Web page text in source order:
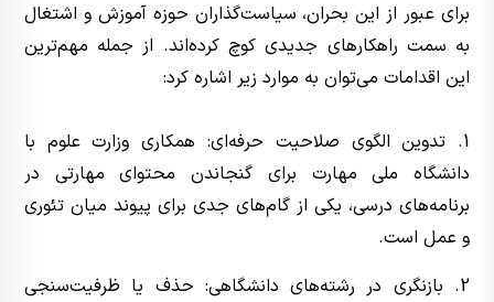
برای عبور از این بحران، سیاست‌گذاران حوزه آموزش و اشتغال
به سمت راهکارهای جدیدی کوچ کرده‌اند. از جمله مهم‌ترین
این اقدامات می‌توان به موارد زیر اشاره کرد:
1. تدوین الگوی صلاحیت حرفه‌ای: همکاری وزارت علوم با
دانشگاه ملی مهارت برای گنجاندن محتوای مهارتی در
برنامه‌های درسی، یکی از گام‌های جدی برای پیوند میان تئوری
و عمل است.
2. بازنگری در رشته‌های دانشگاهی: حذف یا ظرفیت‌سنجی